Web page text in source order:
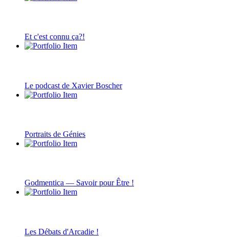
Et c'est connu ça?!
Le podcast de Xavier Boscher
Portraits de Génies
Godmentica — Savoir pour Être !
Les Débats d'Arcadie !